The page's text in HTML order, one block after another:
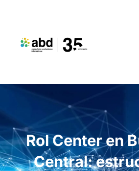
Rol Center en
Central: